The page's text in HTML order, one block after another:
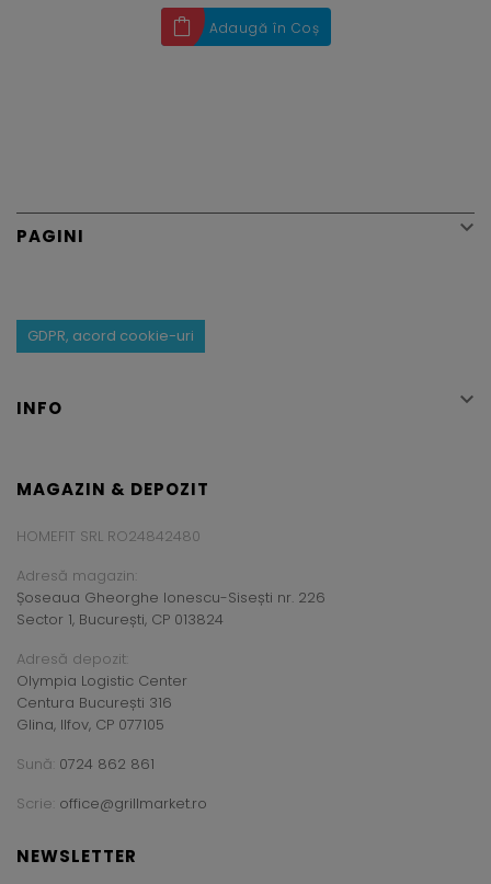
Adaugă în Coș
PAGINI 
GDPR, acord cookie-uri
INFO 
MAGAZIN & DEPOZIT
HOMEFIT SRL RO24842480
Adresă magazin:
Șoseaua Gheorghe Ionescu-Sisești nr. 226
Sector 1, București, CP 013824
Adresă depozit:
Olympia Logistic Center
Centura București 316
Glina, Ilfov, CP 077105
Sună: 0724 862 861
Scrie: office@grillmarket.ro
NEWSLETTER